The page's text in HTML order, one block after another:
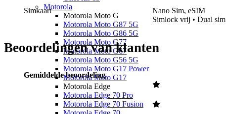
Motorola
Motorola Moto G
Motorola Moto G87 5G
Motorola Moto G86 5G
Motorola Moto G77
Motorola Moto G67
Motorola Moto G56 5G
Motorola Moto G17 Power
Motorola Moto G17
Motorola Edge
Motorola Edge 70 Pro
Motorola Edge 70 Fusion
Simkaart
Nano Sim, eSIM
Simlock vrij • Dual sim
Beoordelingen van klanten
Gemiddelde beoordeling